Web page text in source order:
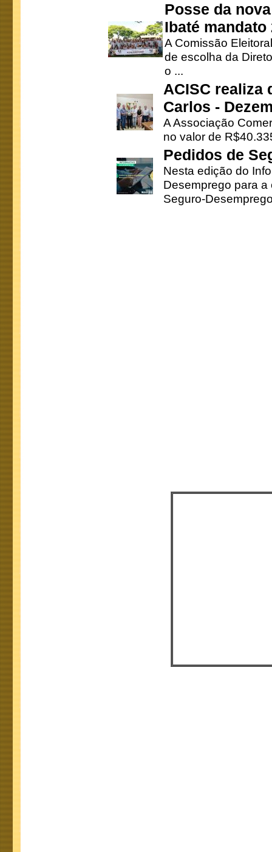
Posse da
Ibaté mandato
A Comissão
de escolha da
o ...
ACISC realiza
Carlos -
A Associação
no valor de
Pedidos de
Nesta edição do
Desemprego para
Seguro-